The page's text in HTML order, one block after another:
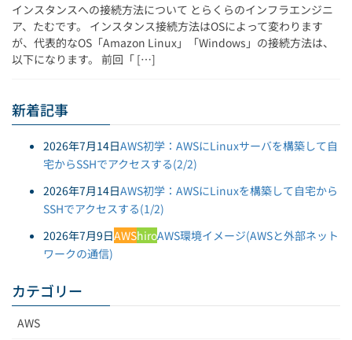
インスタンスへの接続方法について とらくらのインフラエンジニ
ア、たむです。 インスタンス接続方法はOSによって変わります
が、代表的なOS「Amazon Linux」「Windows」の接続方法は、
以下になります。 前回「 […]
新着記事
2026年7月14日AWS初学：AWSにLinuxサーバを構築して自
宅からSSHでアクセスする(2/2)
2026年7月14日AWS初学：AWSにLinuxを構築して自宅から
SSHでアクセスする(1/2)
2026年7月9日AWShiroAWS環境イメージ(AWSと外部ネット
ワークの通信)
カテゴリー
AWS